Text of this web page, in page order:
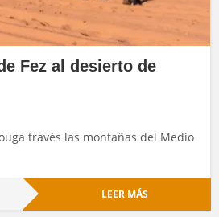
Fez al desierto de
través las montañas del Medio
LEER MÁS